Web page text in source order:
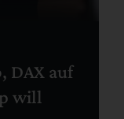
DAX auf
will